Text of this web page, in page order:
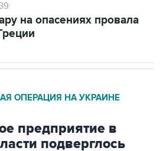
на опасениях провала
ОПЕРАЦИЯ НА УКРАИНЕ
предприятие в
подверглось